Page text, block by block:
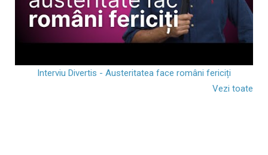
Interviu Divertis - Austeritatea face români fericiți
Vezi toate